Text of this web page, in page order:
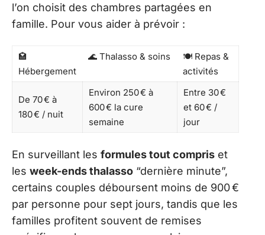
l’on choisit des chambres partagées en
famille. Pour vous aider à prévoir :
🏩
Hébergement
🌊 Thalasso & soins
🍽️ Repas &
activités
De 70 € à
180 € / nuit
Environ 250 € à
600 € la cure
semaine
Entre 30 €
et 60 € /
jour
En surveillant les formules tout compris et
les week-ends thalasso “dernière minute”,
certains couples déboursent moins de 900 €
par personne pour sept jours, tandis que les
familles profitent souvent de remises